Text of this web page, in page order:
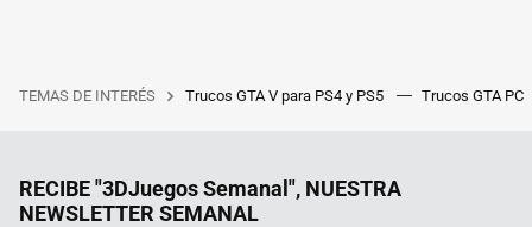
TEMAS DE INTERÉS Trucos GTA V para PS4 y PS5 Trucos GTA PC
RECIBE "3DJuegos Semanal", NUESTRA
NEWSLETTER SEMANAL